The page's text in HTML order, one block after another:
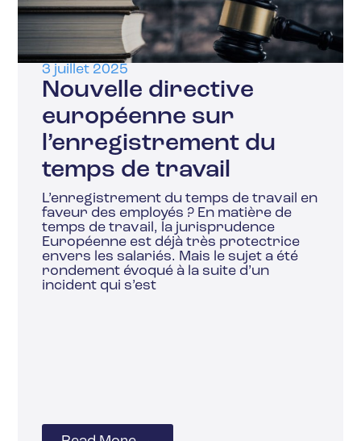
3 juillet 2025
Nouvelle directive
européenne sur
l’enregistrement du
temps de travail
L’enregistrement du temps de travail en
faveur des employés ? En matière de
temps de travail, la jurisprudence
Européenne est déjà très protectrice
envers les salariés. Mais le sujet a été
rondement évoqué à la suite d’un
incident qui s’est